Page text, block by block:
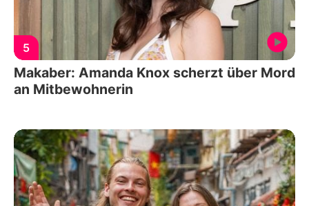
5
Makaber: Amanda Knox scherzt über Mord
an Mitbewohnerin